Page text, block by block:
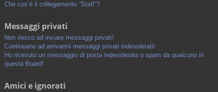
Che cos’è il collegamento “Staff”?
Messaggi privati
Non riesco ad inviare messaggi privati!
Continuano ad arrivarmi messaggi privati indesiderati!
Ho ricevuto un messaggio di posta indesiderata o spam da qualcuno in
questa Board!
Amici e ignorati